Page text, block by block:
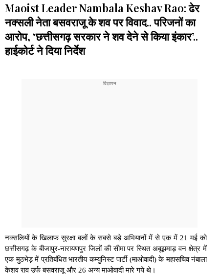
Maoist Leader Nambala Keshav Rao: ढेर
नक्सली नेता बसवराजू के शव पर विवाद.. परिजनों का
आरोप, ‘छत्तीसगढ़ सरकार ने शव देने से किया इंकार’..
हाईकोर्ट ने दिया निर्देश
नक्सलियों के खिलाफ सुरक्षा बलों के सबसे बड़े अभियानों में से एक में 21 मई को
छत्तीसगढ़ के बीजापुर-नारायणपुर जिलों की सीमा पर स्थित अबूझमाड़ वन क्षेत्र में
एक मुठभेड़ में प्रतिबंधित भारतीय कम्युनिस्ट पार्टी (माओवादी) के महासचिव नंबाला
केशव राव उर्फ ​​बसवराजू और 26 अन्य माओवादी मारे गये थे।